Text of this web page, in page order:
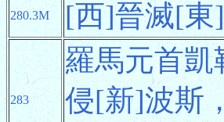
280.3M [西]晉滅[東
283
羅馬元首凱
侵[新]波斯